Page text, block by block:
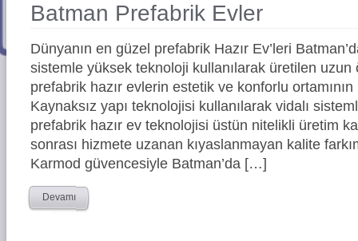
Batman Prefabrik Evler
Dünyanın en güzel prefabrik Hazır Ev’leri
sistemle yüksek teknoloji kullanılarak üretilen
prefabrik hazır evlerin estetik ve konforlu ortamının
Kaynaksız yapı teknolojisi kullanılarak vidalı
prefabrik hazır ev teknolojisi üstün nitelikli üretim
sonrası hizmete uzanan kıyaslanmayan kalite
Karmod güvencesiyle Batman’da […]
Devamı